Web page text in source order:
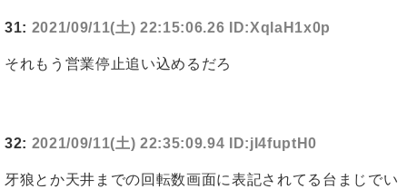
31: 2021/09/11(土) 22:15:06.26 ID:XqlaH1x0p
それもう営業停止追い込めるだろ
32: 2021/09/11(土) 22:35:09.94 ID:jI4fuptH0
牙狼とか天井までの回転数画面に表記されてる台まじでい